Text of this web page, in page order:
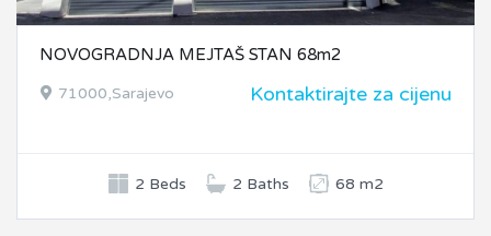
NOVOGRADNJA MEJTAŠ STAN 68m2
71000,Sarajevo Kontaktirajte za cijenu
2 Beds 2 Baths 68 m2